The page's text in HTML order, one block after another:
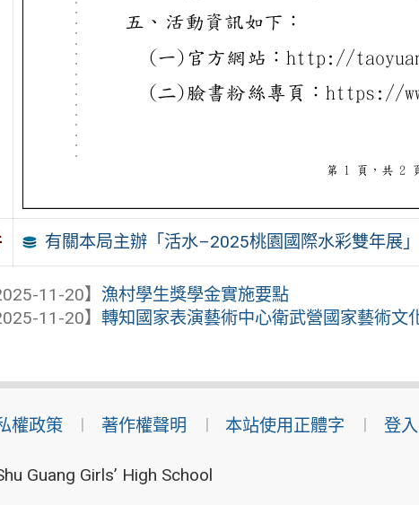
有關本局主辦「活水–2025桃園國際水彩雙年展
11-20】 漁村學生獎學金實施要點
11-20】轉知國家表演藝術中心衛武營國家藝術文
權政策 著作權聲明 本站使用正體字 登入
Guang Girls’ High School